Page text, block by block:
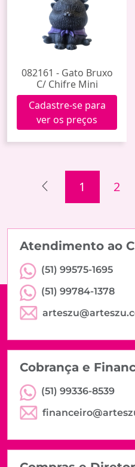
082161 - Gato Bruxo
C/ Chifre Mini
Cadastre-se para
ver os preços
1 2
Atendimento ao
(51) 99575-1695
(51) 99784-1378
Cobrança e
(51) 99336-8539